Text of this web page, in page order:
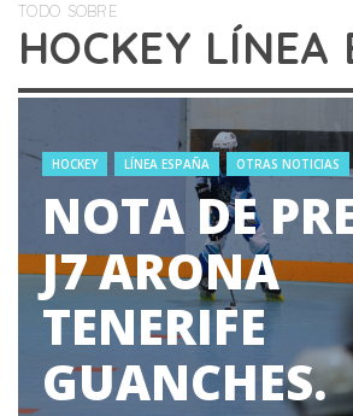
TODO SOBRE
HOCKEY LÍNEA
HOCKEY LÍNEA ESPAÑA OTRAS NOTICIAS
NOTA DE
J7 ARONA
TENERIFE
GUANCHES.